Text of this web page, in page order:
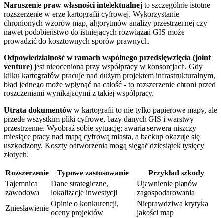
Naruszenie praw własności intelektualnej to szczególnie istotne
rozszerzenie w erze kartografii cyfrowej. Wykorzystanie
chronionych wzorów map, algorytmów analizy przestrzennej czy
nawet podobieństwo do istniejących rozwiązań GIS może
prowadzić do kosztownych sporów prawnych.
Odpowiedzialność w ramach wspólnego przedsięwzięcia (joint
venture) jest nieoceniona przy współpracy w konsorcjach. Gdy
kilku kartografów pracuje nad dużym projektem infrastrukturalnym,
błąd jednego może wpłynąć na całość - to rozszerzenie chroni przed
roszczeniami wynikającymi z takiej współpracy.
Utrata dokumentów w kartografii to nie tylko papierowe mapy, ale
przede wszystkim pliki cyfrowe, bazy danych GIS i warstwy
przestrzenne. Wyobraź sobie sytuację: awaria serwera niszczy
miesiące pracy nad mapą cyfrową miasta, a backup okazuje się
uszkodzony. Koszty odtworzenia mogą sięgać dziesiątek tysięcy
złotych.
Rozszerzenie Typowe zastosowanie
Przykład szkody
Tajemnica
zawodowa
Dane strategiczne,
lokalizacje inwestycji
Ujawnienie planów
zagospodarowania
Zniesławienie
Opinie o konkurencji,
oceny projektów
Nieprawdziwa krytyka
jakości map